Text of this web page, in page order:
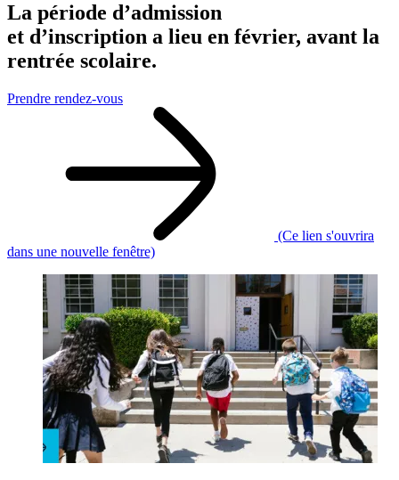
La période d’admission
et d’inscription a lieu en février, avant la
rentrée scolaire.
Prendre rendez-vous
(Ce lien s'ouvrira
dans une nouvelle fenêtre)